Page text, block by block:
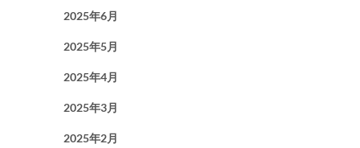
2025年6月
2025年5月
2025年4月
2025年3月
2025年2月